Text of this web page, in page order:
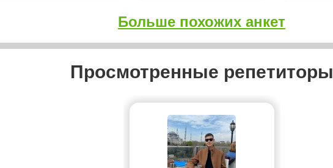
Больше похожих анкет
Просмотренные репетиторы